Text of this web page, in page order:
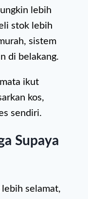
lebih
stok lebih
sistem
di belakang.
ikut
kos,
sendiri.
Supaya
selamat,